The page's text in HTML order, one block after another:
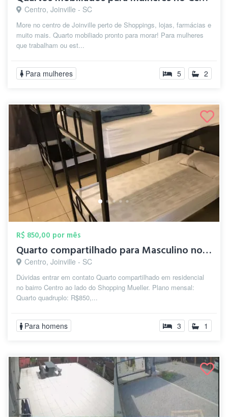
Centro, Joinville - SC
More no centro de Joinville perto de Shoppings, lojas, farmácias e
muito mais. Quarto mobiliado pronto para morar! Para mulheres
que trabalham ou est...
Para mulheres 5 2
R$ 850,00 por mês
Quarto compartilhado para Masculino no C...
Centro, Joinville - SC
Dúvidas entrar em contato Quarto compartilhado em residencial
no bairro Centro ao lado do Shopping Mueller. Plano mensal:
Quarto quadruplo: R$850,...
Para homens 3 1